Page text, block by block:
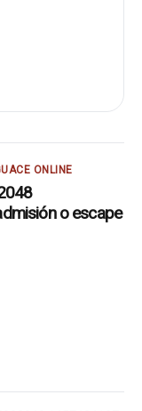
ONLINE
o escape